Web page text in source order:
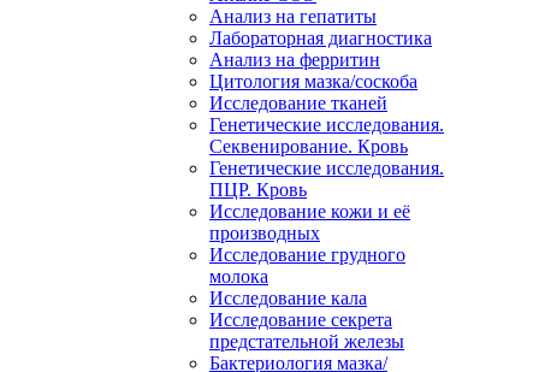
Анализ на гепатиты
Лабораторная диагностика
Анализ на ферритин
Цитология мазка/соскоба
Исследование тканей
Генетические исследования.
Секвенирование. Кровь
Генетические исследования.
ПЦР. Кровь
Исследование кожи и её
производных
Исследование грудного
молока
Исследование кала
Исследование секрета
предстательной железы
Бактериология мазка/